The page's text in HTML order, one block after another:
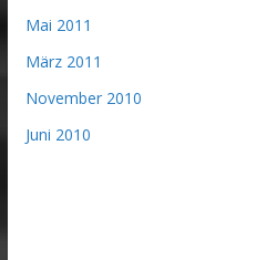
Mai 2011
März 2011
November 2010
Juni 2010